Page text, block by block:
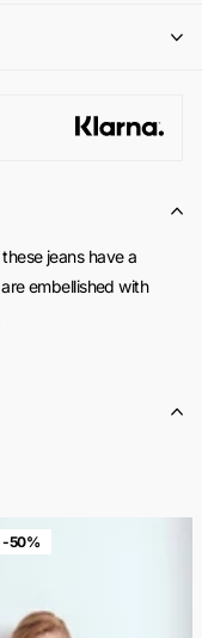
online su
la sezione
jeans have a
embellished with
-50%